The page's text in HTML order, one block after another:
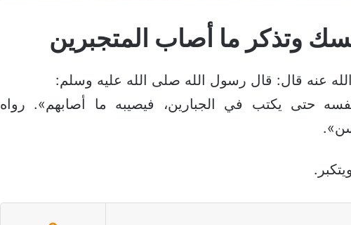
وتذكر ما أصاب المتجبرين
عنه قال: قال رسول الله صلى الله عليه وسلم:
حتى يكتب في الجبارين، فيصيبه ما أصابهم». رواه